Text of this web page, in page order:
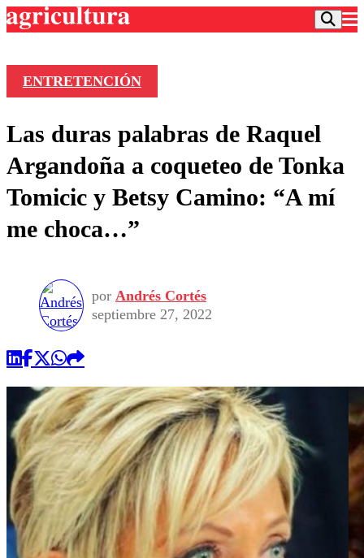
Frecuencias
Agricultura TV
Deportes
Colo Colo
Motor
Torneo Internacional
Torneo Nacional
Entretención
Noticias
Internacional
Nacional
Vida Social
Programas
Comercial
ENTRETENCIÓN
Las duras palabras de Raquel
Argandoña a coqueteo de Tonka
Tomicic y Betsy Camino: “A mí
me choca…”
por Andrés Cortés
septiembre 27, 2022